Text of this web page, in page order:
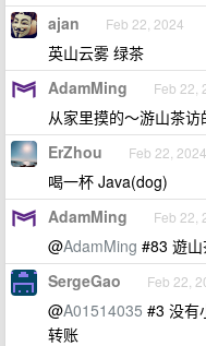
ajan Feb 22, 2024
英山云雾 绿茶
AdamMing Feb 22,
从家里摸的～游山茶
ErZhou Feb 22, 2024
喝一杯 Java(dog)
AdamMing Feb 22,
@AdamMing #83 遊
SergeGao Feb 22,
@A01514035 #3 没有
转账